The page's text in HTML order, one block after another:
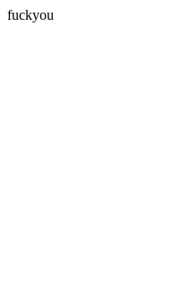
fuckyou